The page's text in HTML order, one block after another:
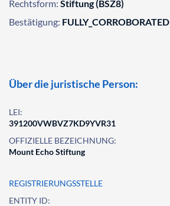
Rechtsform: Stiftung (BSZ8)
Bestätigung: FULLY_CORROBORATED
Über die juristische Person:
LEI:
391200VWBVZ7KD9YVR31
OFFIZIELLE BEZEICHNUNG:
Mount Echo Stiftung
REGISTRIERUNGSSTELLE
ENTITY ID: